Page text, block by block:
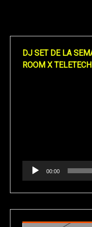
DJ SET DE LA
ROOM X
00:00